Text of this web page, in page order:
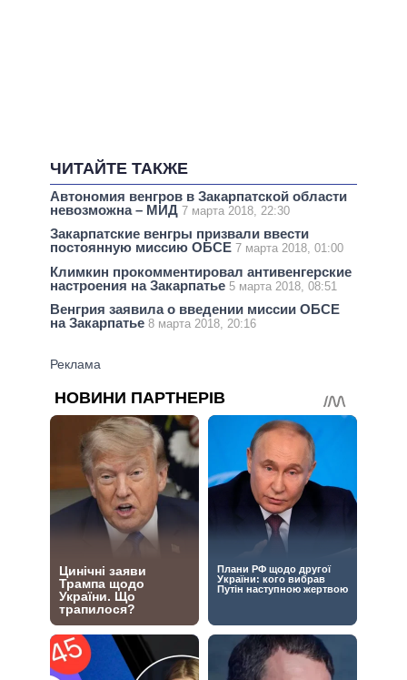
ЧИТАЙТЕ ТАКЖЕ
Автономия венгров в Закарпатской области
невозможна – МИД 7 марта 2018, 22:30
Закарпатские венгры призвали ввести
постоянную миссию ОБСЕ 7 марта 2018, 01:00
Климкин прокомментировал антивенгерские
настроения на Закарпатье 5 марта 2018, 08:51
Венгрия заявила о введении миссии ОБСЕ
на Закарпатье 8 марта 2018, 20:16